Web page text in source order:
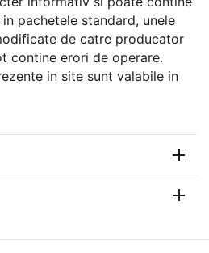
pachetele standard, unele
de catre producator
contine erori de operare.
in site sunt valabile in